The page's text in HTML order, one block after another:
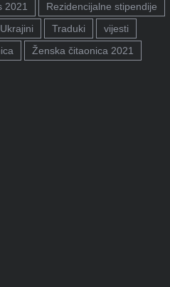
2021
Rezidencijalne stipendije
Traduki
vijesti
Ženska čitaonica 2021